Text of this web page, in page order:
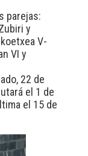
parejas:
y
V-
VI y
22 de
el 1 de
el 15 de